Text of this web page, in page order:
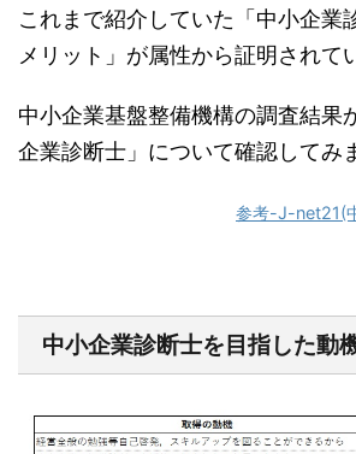
これまで紹介していた「中小企業
メリット」が属性から証明されて
中小企業基盤整備機構の調査結果
企業診断士」について確認してみ
参考-J-net21(
中小企業診断士を目指した動